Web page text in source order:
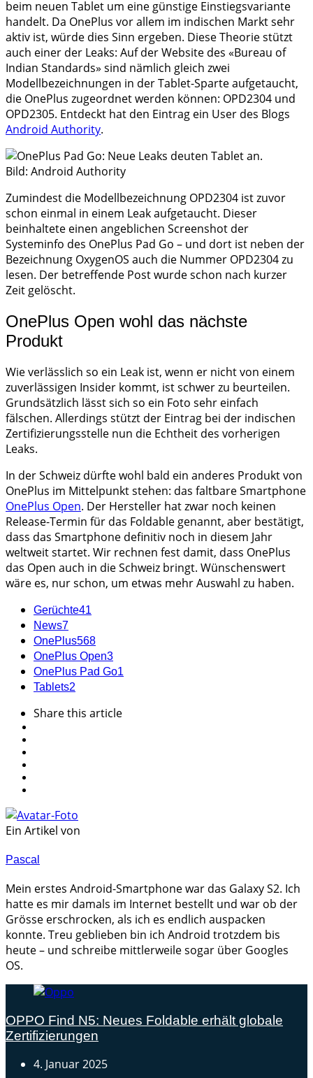
beim neuen Tablet um eine günstige Einstiegsvariante
handelt. Da OnePlus vor allem im indischen Markt sehr
aktiv ist, würde dies Sinn ergeben. Diese Theorie stützt
auch einer der Leaks: Auf der Website des «Bureau of
Indian Standards» sind nämlich gleich zwei
Modellbezeichnungen in der Tablet-Sparte aufgetaucht,
die OnePlus zugeordnet werden können: OPD2304 und
OPD2305. Entdeckt hat den Eintrag ein User des Blogs
Android Authority.
Bild: Android Authority
Zumindest die Modellbezeichnung OPD2304 ist zuvor
schon einmal in einem Leak aufgetaucht. Dieser
beinhaltete einen angeblichen Screenshot der
Systeminfo des OnePlus Pad Go – und dort ist neben der
Bezeichnung OxygenOS auch die Nummer OPD2304 zu
lesen. Der betreffende Post wurde schon nach kurzer
Zeit gelöscht.
OnePlus Open wohl das nächste
Produkt
Wie verlässlich so ein Leak ist, wenn er nicht von einem
zuverlässigen Insider kommt, ist schwer zu beurteilen.
Grundsätzlich lässt sich so ein Foto sehr einfach
fälschen. Allerdings stützt der Eintrag bei der indischen
Zertifizierungsstelle nun die Echtheit des vorherigen
Leaks.
In der Schweiz dürfte wohl bald ein anderes Produkt von
OnePlus im Mittelpunkt stehen: das faltbare Smartphone
OnePlus Open. Der Hersteller hat zwar noch keinen
Release-Termin für das Foldable genannt, aber bestätigt,
dass das Smartphone definitiv noch in diesem Jahr
weltweit startet. Wir rechnen fest damit, dass OnePlus
das Open auch in die Schweiz bringt. Wünschenswert
wäre es, nur schon, um etwas mehr Auswahl zu haben.
Gerüchte41
News7
OnePlus568
OnePlus Open3
OnePlus Pad Go1
Tablets2
Sharethis article
Ein Artikel von
Pascal
Mein erstes Android-Smartphone war das Galaxy S2. Ich
hatte es mir damals im Internet bestellt und war ob der
Grösse erschrocken, als ich es endlich auspacken
konnte. Treu geblieben bin ich Android trotzdem bis
heute – und schreibe mittlerweile sogar über Googles
OS.
OPPO Find N5: Neues Foldable erhält globale
Zertifizierungen
4. Januar 2025